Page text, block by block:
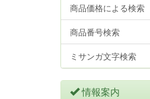
商品価格による検索
商品番号検索
ミサンガ文字検索
情報案内